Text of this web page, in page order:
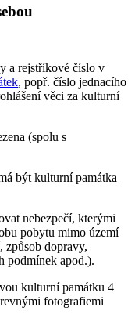
a rejstříkové číslo v
, popř. číslo jednacího
věci za kulturní
(spolu s
být kulturní památka
nebezpečí, kterými
pobytu mimo území
způsob dopravy,
podmínek apod.).
kulturní památku 4
fotografiemi